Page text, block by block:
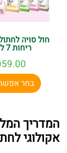
חול סויה
ריחות 7 ליטר
59.00
בחר
המדריך
אקולוגי